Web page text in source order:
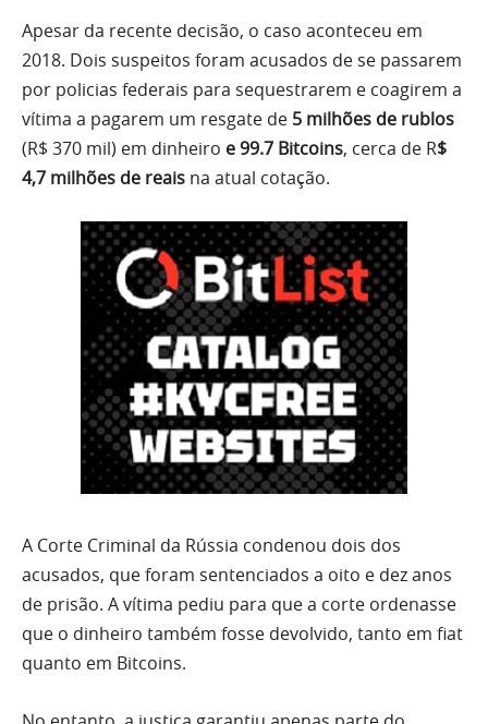
Apesar da recente decisão, o caso aconteceu em
2018. Dois suspeitos foram acusados de se passarem
por policias federais para sequestrarem e coagirem a
vítima a pagarem um resgate de 5 milhões de rublos
(R$ 370 mil) em dinheiro e 99.7 Bitcoins, cerca de R$
4,7 milhões de reais na atual cotação.
A Corte Criminal da Rússia condenou dois dos
acusados, que foram sentenciados a oito e dez anos
de prisão. A vítima pediu para que a corte ordenasse
que o dinheiro também fosse devolvido, tanto em fiat
quanto em Bitcoins.